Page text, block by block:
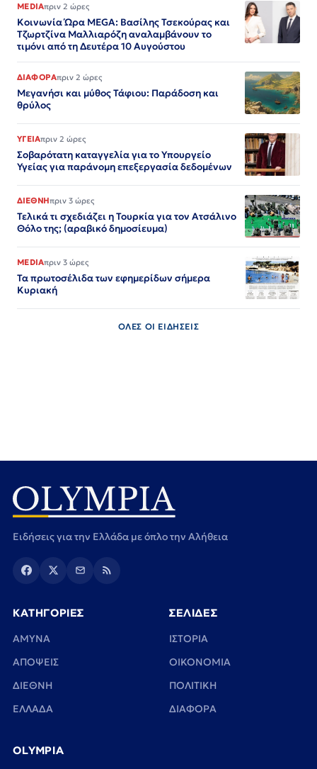
MEDIAπριν 2 ώρες
Κοινωνία Ώρα MEGA: Βασίλης Τσεκούρας και
Τζωρτζίνα Μαλλιαρόζη αναλαμβάνουν το
τιμόνι από τη Δευτέρα 10 Αυγούστου
ΔΙΑΦΟΡΑπριν 2 ώρες
Μεγανήσι και μύθος Τάφιου: Παράδοση και
θρύλος
ΥΓΕΙΑπριν 2 ώρες
Σοβαρότατη καταγγελία για το Υπουργείο
Υγείας για παράνομη επεξεργασία δεδομένων
ΔΙΕΘΝΗπριν 3 ώρες
Τελικά τι σχεδιάζει η Τουρκία για τον Ατσάλινο
Θόλο της; (αραβικό δημοσίευμα)
MEDIAπριν 3 ώρες
Τα πρωτοσέλιδα των εφημερίδων σήμερα
Κυριακή
ΟΛΕΣ ΟΙ ΕΙΔΗΣΕΙΣ
Ειδήσεις για την Ελλάδα με όπλο την Αλήθεια
ΚΑΤΗΓΟΡΙΕΣ
ΑΜΥΝΑ
ΑΠΟΨΕΙΣ
ΔΙΕΘΝΗ
ΕΛΛΑΔΑ
ΣΕΛΙΔΕΣ
ΙΣΤΟΡΙΑ
ΟΙΚΟΝΟΜΙΑ
ΠΟΛΙΤΙΚΗ
ΔΙΑΦΟΡΑ
OLYMPIA